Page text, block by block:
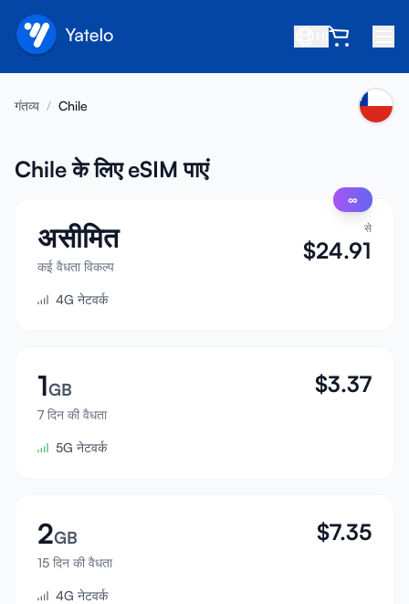
हमारे बारे में
मित्र को रेफ़र करें
सहयोगी बनें
सहायता केंद्र
डिवाइस संगतता
साइन इन करें
गंतव्य / Chile
Chile के लिए eSIM पाएं
∞
असीमित
कई वैधता विकल्प
से
$24.91
4G नेटवर्क
1GB
7 दिन की वैधता
$3.37
5G नेटवर्क
2GB
15 दिन की वैधता
$7.35
4G नेटवर्क